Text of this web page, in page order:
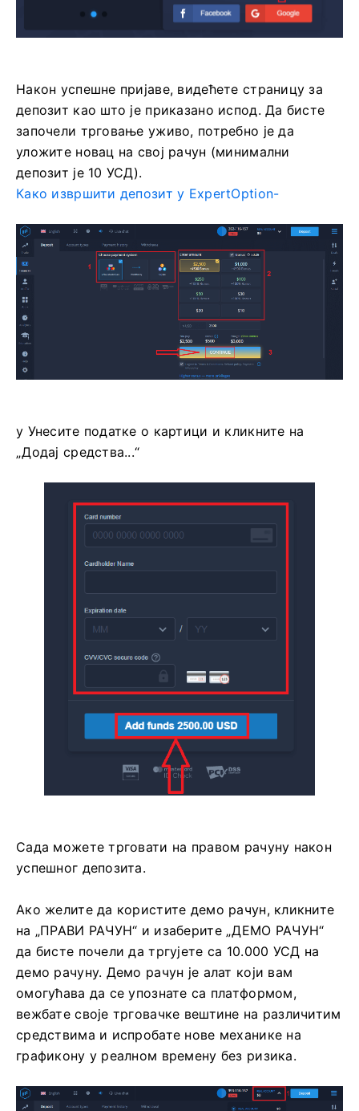
Након успешне пријаве, видећете страницу за
депозит као што је приказано испод. Да бисте
започели трговање уживо, потребно је да
уложите новац на свој рачун (минимални
депозит је 10 УСД).
Како извршити депозит у ExpertOption-
у Унесите податке о картици и кликните на
„Додај средства...“
Сада можете трговати на правом рачуну након
успешног депозита.
Ако желите да користите демо рачун, кликните
на „ПРАВИ РАЧУН“ и изаберите „ДЕМО РАЧУН“
да бисте почели да тргујете са 10.000 УСД на
демо рачуну. Демо рачун је алат који вам
омогућава да се упознате са платформом,
вежбате своје трговачке вештине на различитим
средствима и испробате нове механике на
графикону у реалном времену без ризика.